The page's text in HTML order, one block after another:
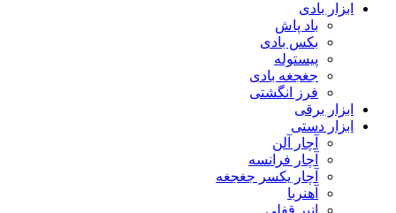
ابزار بادی
باد پاش
بکس بادی
پیستوله
جغجغه بادی
فرز انگشتی
ابزار برقی
ابزار دستی
آچار آلن
آچار فرانسه
آچار یکسر جغجغه
آهنربا
انبر قفلی